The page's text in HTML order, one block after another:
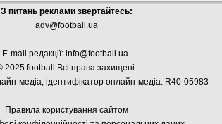
З питань реклами звертайтесь:
adv@football.ua
E-mail редакції: info@football.ua.
2025 football Всі права захищені.
медіа, ідентифікатор онлайн-медіа: R40-05983
Правила користування сайтом